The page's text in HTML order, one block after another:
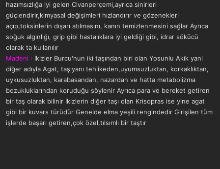
hazımsızlığa iyi gelen Civanperçemi,ayrıca sinirleri
güçlendirir,kimyasal değişimleri hızlandırır ve gözenekleri
açıp,toksinlerin dışarı atılmasını, kanın temizlenmesini sağlar Ayrıca
soğuk algınlığı, grip gibi hastalıklara iyi geldiği gibi, idrar sökücü
olarak ta kullanılır
Madeni : İkizler Burcu'nun iki taşından biri olan Yosunlu Akik yani
diğer adıyla Agat, taşıyanı tehlikeden,uyumsuzluktan, korkaklıktan,
uykusuzluktan, karabasandan, nazardan ve hatta metabolizma
bozukluklarından koruduğu söylenir Ayrıca para ve bereket getiren
bir taş olarak bilinir İkizlerin diğer taşı olan Krisopras ise yine agat
gibi bir kuvars türüdür Genelde elma yeşili rengindedir Girişilen tüm
işlerde başarı getiren,çok özel,tılsımlı bir taştır